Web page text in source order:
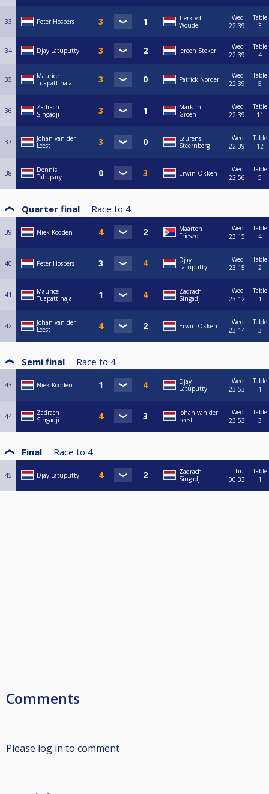
33 Peter Hospers
Tjerk vd
Woude
Wed
22:39
Table
3
34 Djay Latuputty Jeroen Stoker
Wed
22:39
Table
4
35
Maurice
Tuapattinaja
Patrick Norder
Wed
22:39
Table
5
36
Zadrach
Singadji
Mark In 't
Groen
Wed
22:39
Table
11
37
Johan van der
Leest
Laurens
Steernberg
Wed
22:39
Table
12
38
Dennis
Tahapary
Erwin Okken
Wed
22:56
Table
5
Quarter final Race to 4
39 Niek Kodden
Maarten
Frieszo
Wed
23:15
Table
4
40 Peter Hospers
Djay
Latuputty
Wed
23:15
Table
2
41
Maurice
Tuapattinaja
Zadrach
Singadji
Wed
23:12
Table
1
42
Johan van der
Leest
Erwin Okken
Wed
23:14
Table
3
Semi final Race to 4
43 Niek Kodden
Djay
Latuputty
Wed
23:53
Table
1
44
Zadrach
Singadji
Johan van der
Leest
Wed
23:53
Table
3
Final Race to 4
45 Djay Latuputty
Zadrach
Singadji
Thu
00:33
Table
1
Comments
Please log in to comment